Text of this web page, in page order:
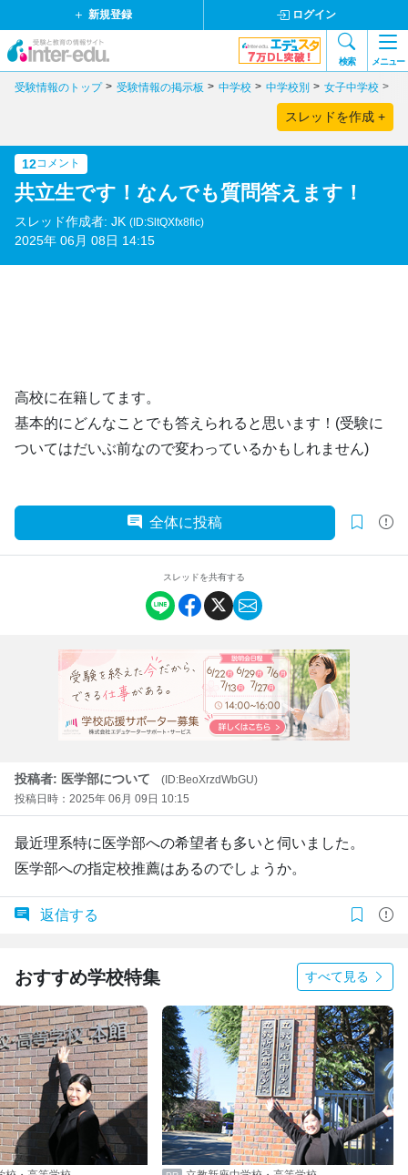
新規登録 ログイン
検索 メニュー
受験情報のトップ 受験情報の掲示板 中学校 中学校別 女子中学校
スレッドを作成 +
12コメント
共立生です！なんでも質問答えます！
スレッド作成者: JK (ID:SltQXfx8fic)
2025年 06月 08日 14:15
高校に在籍してます。
基本的にどんなことでも答えられると思います！(受験に
ついてはだいぶ前なので変わっているかもしれません)
全体に投稿
スレッドを共有する
投稿者: 医学部について
(ID:BeoXrzdWbGU)
投稿日時：2025年 06月 09日 10:15
最近理系特に医学部への希望者も多いと伺いました。
医学部への指定校推薦はあるのでしょうか。
返信する
おすすめ学校特集 すべて見る